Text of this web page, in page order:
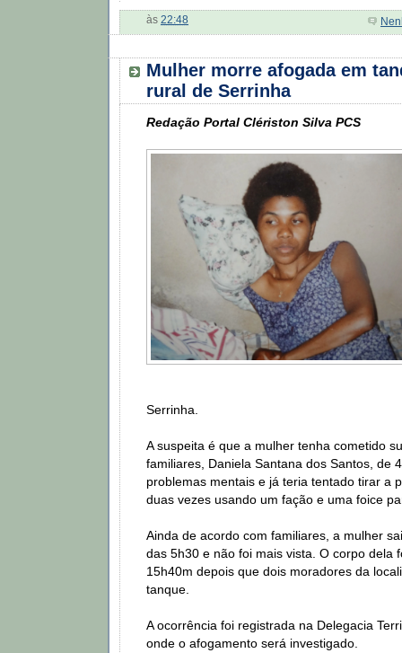
às 22:48
Mulher morre afogada em
rural de Serrinha
Redação Portal Clériston Silva PCS
Serrinha.
A suspeita é que a mulher tenha cometido
familiares, Daniela Santana dos Santos, de
problemas mentais e já teria tentado tirar a
duas vezes usando um fação e uma foice
Ainda de acordo com familiares, a mulher
das 5h30 e não foi mais vista. O corpo dela
15h40m depois que dois moradores da
tanque.
A ocorrência foi registrada na Delegacia
onde o afogamento será investigado.